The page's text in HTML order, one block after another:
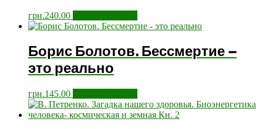
грн.240.00
Борис Болотов. Бессмертие –
это реально
грн.145.00